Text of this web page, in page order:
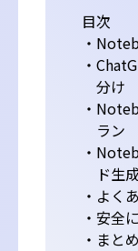
目次
・
・
分け
・
ラン
・
ド生
・ よく
・ 安全
・ まとめ